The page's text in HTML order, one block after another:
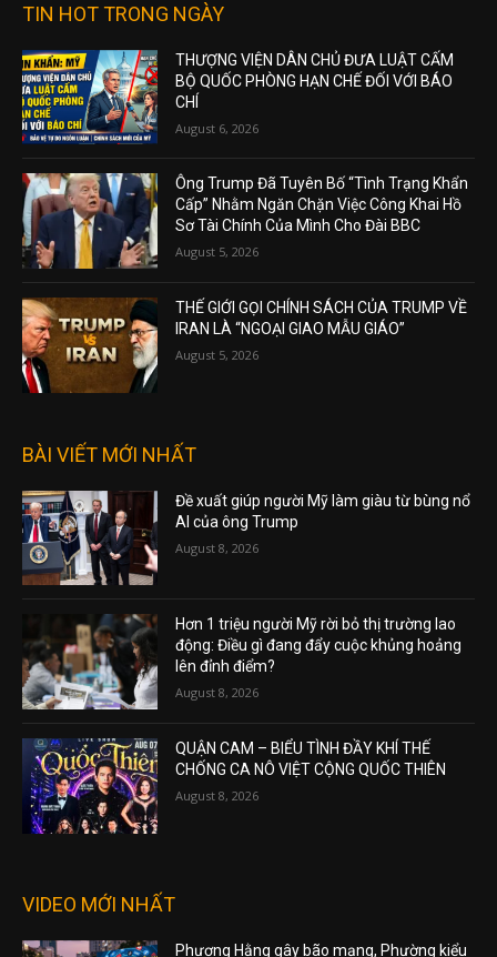
TIN HOT TRONG NGÀY
THƯỢNG VIỆN DÂN CHỦ ĐƯA LUẬT CẤM
BỘ QUỐC PHÒNG HẠN CHẾ ĐỐI VỚI BÁO
CHÍ
August 6, 2026
Ông Trump Đã Tuyên Bố “Tình Trạng Khẩn
Cấp” Nhằm Ngăn Chặn Việc Công Khai Hồ
Sơ Tài Chính Của Mình Cho Đài BBC
August 5, 2026
THẾ GIỚI GỌI CHÍNH SÁCH CỦA TRUMP VỀ
IRAN LÀ “NGOẠI GIAO MẪU GIÁO”
August 5, 2026
BÀI VIẾT MỚI NHẤT
Đề xuất giúp người Mỹ làm giàu từ bùng nổ
AI của ông Trump
August 8, 2026
Hơn 1 triệu người Mỹ rời bỏ thị trường lao
động: Điều gì đang đẩy cuộc khủng hoảng
lên đỉnh điểm?
August 8, 2026
QUẬN CAM – BIỂU TÌNH ĐẦY KHÍ THẾ
CHỐNG CA NÔ VIỆT CỘNG QUỐC THIÊN
August 8, 2026
VIDEO MỚI NHẤT
Phương Hằng gây bão mạng, Phường kiểu